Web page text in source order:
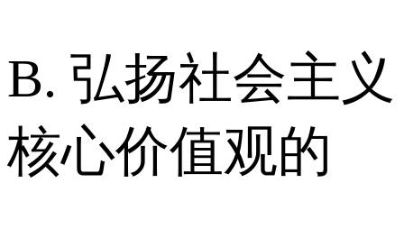
B. 弘扬社会主义
核心价值观的